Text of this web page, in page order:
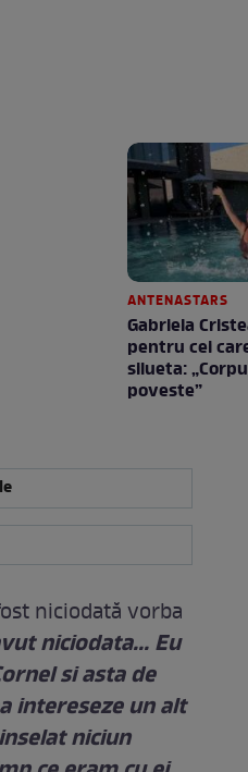
ANTENASTARS
Gabriela
pentru cei
silueta:
poveste”
niciodată vorba
niciodata... Eu
si asta de
intereseze un alt
niciun